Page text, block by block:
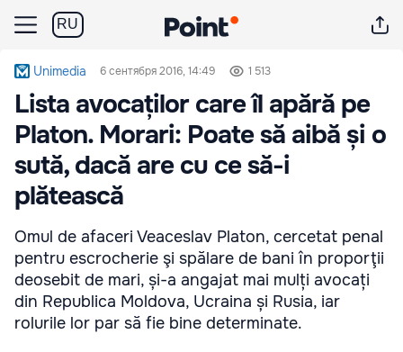
RU
Unimedia 6 сентября 2016, 14:49 1 513
Lista avocaților care îl apără pe
Platon. Morari: Poate să aibă și o
sută, dacă are cu ce să-i
plătească
Omul de afaceri Veaceslav Platon, cercetat penal
pentru escrocherie şi spălare de bani în proporţii
deosebit de mari, și-a angajat mai mulți avocați
din Republica Moldova, Ucraina și Rusia, iar
rolurile lor par să fie bine determinate.